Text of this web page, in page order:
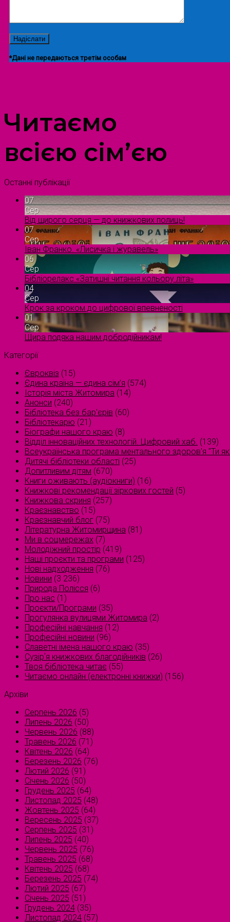
*Дані не передаються третім особам
Читаємо
всією сім’єю
Останні публікації
07
Сер
Від щирого серця — до книжкових полиць!
07
Сер
Іван Франко. «Лисичка і журавель»
06
Сер
Бібліорелакс «Затишні читання кольору літа»
04
Сер
Крок за кроком до цифрової впевненості
01
Сер
Щира подяка нашим добродійникам!
Категорії
Євроквіз (15)
Єдина країна — єдина сім’я (574)
Історія міста Житомира (14)
Анонси (240)
Бібліотека без бар'єрів (60)
Бібліотекарю (21)
Біографи нашого краю (8)
Відділ інноваційних технологій. Цифровий хаб. (139)
Всеукраїнська програма ментального здоров'я "Ти
Дитячі бібліотеки області (25)
Допитливим дітям (670)
Книги оживають (аудіокниги) (16)
Книжкові рекомендації зіркових гостей (5)
Книжкова скриня (257)
Краєзнавство (15)
Краєзнавчий блог (75)
Літературна Житомирщина (81)
Ми в соцмережах (7)
Молодіжний простір (419)
Наші проєкти та програми (125)
Нові надходження (76)
Новини (3 236)
Природа Полісся (6)
Про нас (1)
Проєкти/Програми (35)
Прогулянка вулицями Житомира (2)
Професійні навчання (12)
Професійні новини (96)
Славетні імена нашого краю (35)
Сузірʼя книжкових благодійників (26)
Твоя бібліотека читає (55)
Читаємо онлайн (електронні книжки) (156)
Архіви
Серпень 2026 (5)
Липень 2026 (50)
Червень 2026 (88)
Травень 2026 (71)
Квітень 2026 (64)
Березень 2026 (76)
Лютий 2026 (91)
Січень 2026 (50)
Грудень 2025 (64)
Листопад 2025 (48)
Жовтень 2025 (64)
Вересень 2025 (37)
Серпень 2025 (31)
Липень 2025 (40)
Червень 2025 (76)
Травень 2025 (68)
Квітень 2025 (68)
Березень 2025 (74)
Лютий 2025 (67)
Січень 2025 (51)
Грудень 2024 (35)
Листопад 2024 (57)